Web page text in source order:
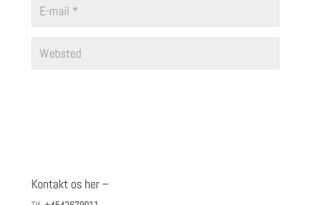
Kontakt os her –